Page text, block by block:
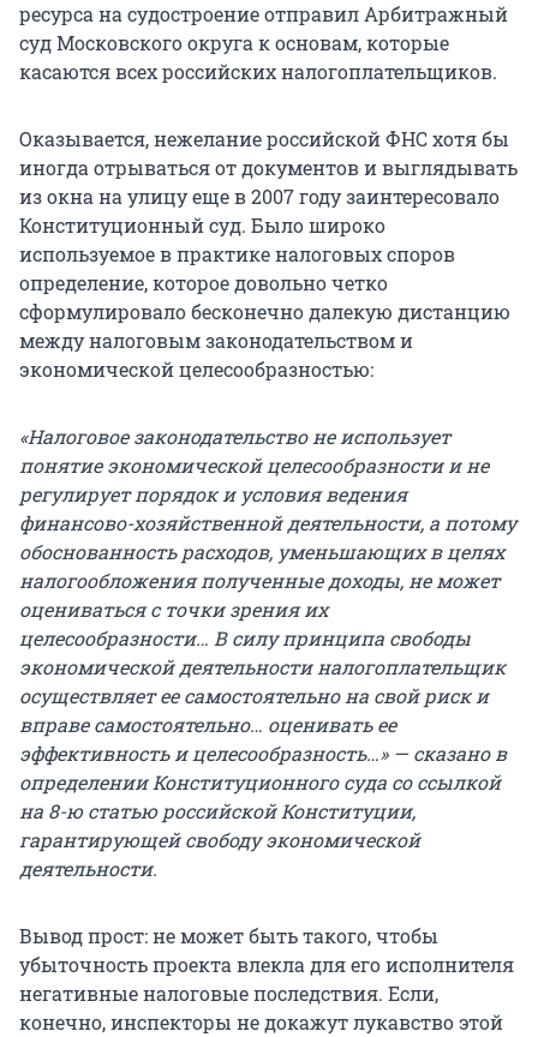
ресурса на судостроение отправил Арбитражный
суд Московского округа к основам, которые
касаются всех российских налогоплательщиков.
Оказывается, нежелание российской ФНС хотя бы
иногда отрываться от документов и выглядывать
из окна на улицу еще в 2007 году заинтересовало
Конституционный суд. Было широко
используемое в практике налоговых споров
определение, которое довольно четко
сформулировало бесконечно далекую дистанцию
между налоговым законодательством и
экономической целесообразностью:
«Налоговое законодательство не использует
понятие экономической целесообразности и не
регулирует порядок и условия ведения
финансово-хозяйственной деятельности, а потому
обоснованность расходов, уменьшающих в целях
налогообложения полученные доходы, не может
оцениваться с точки зрения их
целесообразности… В силу принципа свободы
экономической деятельности налогоплательщик
осуществляет ее самостоятельно на свой риск и
вправе самостоятельно… оценивать ее
эффективность и целесообразность…» — сказано в
определении Конституционного суда со ссылкой
на 8-ю статью российской Конституции,
гарантирующей свободу экономической
деятельности.
Вывод прост: не может быть такого, чтобы
убыточность проекта влекла для его исполнителя
негативные налоговые последствия. Если,
конечно, инспекторы не докажут лукавство этой